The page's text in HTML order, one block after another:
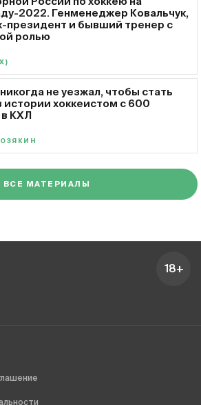
2022. Генменеджер Ковальчук,
президент и бывший тренер с
ролью
не уезжал, чтобы стать
истории хоккеистом с 600
КХЛ
ВСЕ МАТЕРИАЛЫ
18+